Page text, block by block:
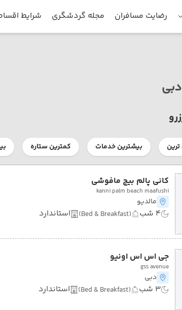
رضایت مسافران مجله گردشگری شرایط
ترین بیشترین خدمات کمترین ستاره
کانی پالم بیچ مافوشی
kanni palm beach maafushi
مالدیو
4 شب (Bed & Breakfast) استاندارد
جی اس اس اونیو
gss avenue
دبی
3 شب (Bed & Breakfast) استاندارد